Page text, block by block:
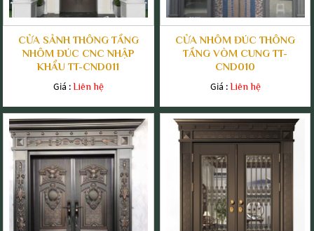
CỬA SẢNH THÔNG TẦNG
NHÔM ĐÚC CNC NHẬP
KHẨU TT-CND011
Giá :Liên hệ
CỬA NHÔM ĐÚC THÔNG
TẦNG VÒM CUNG TT-
CND010
Giá :Liên hệ